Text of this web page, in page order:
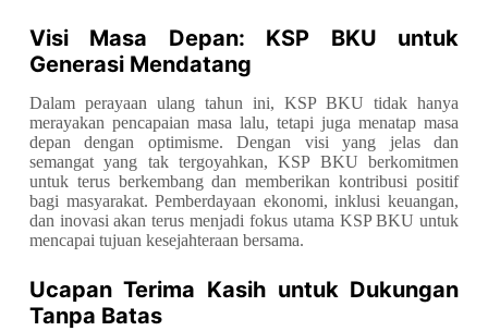
Visi Masa Depan: KSP BKU untuk
Generasi Mendatang
Dalam perayaan ulang tahun ini, KSP BKU tidak hanya
merayakan pencapaian masa lalu, tetapi juga menatap masa
depan dengan optimisme. Dengan visi yang jelas dan
semangat yang tak tergoyahkan, KSP BKU berkomitmen
untuk terus berkembang dan memberikan kontribusi positif
bagi masyarakat. Pemberdayaan ekonomi, inklusi keuangan,
dan inovasi akan terus menjadi fokus utama KSP BKU untuk
mencapai tujuan kesejahteraan bersama.
Ucapan Terima Kasih untuk Dukungan
Tanpa Batas